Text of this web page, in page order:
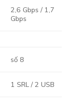
2,6 Gbps / 1,7
Gbps
số 8
1 SRL / 2 USB